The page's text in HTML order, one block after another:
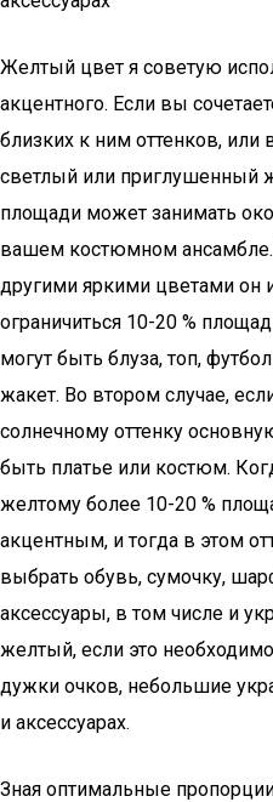
Желтый цвет я советую
акцентного. Если вы
близких к ним оттенков,
светлый или приглушенный
площади может занимать
вашем костюмном ансамбле.
другими яркими цветами он
ограничиться 10-20 %
могут быть блуза, топ,
жакет. Во втором случае,
солнечному оттенку
быть платье или костюм.
желтому более 10-20 %
акцентным, и тогда в этом
выбрать обувь, сумочку,
аксессуары, в том числе и
желтый, если это
дужки очков, небольшие
и аксессуарах.
Зная оптимальные